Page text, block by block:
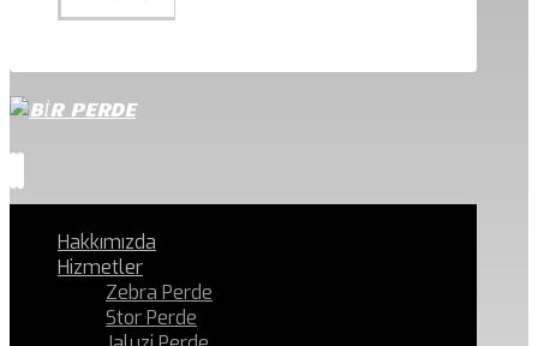
Hakkımızda
Hizmetler
Zebra Perde
Stor Perde